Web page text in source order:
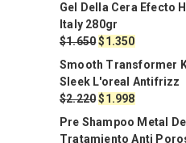
Gel Della Cera Efecto
Italy 280gr
$1.650El
precio
original
era:
$1.650.
$1.350El
precio
actual
es:
$1.350.
Smooth Transformer
Sleek L'oreal Antifrizz
$2.220El
original
$1.998El
precio
actual
Pre Shampoo Metal
Tratamiento Anti